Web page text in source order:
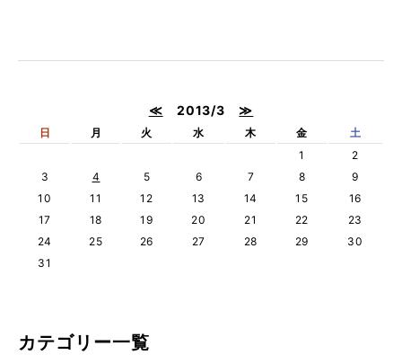
≪ 2013/3 ≫
日 月 火 水 木 金
土
1
2
3
4 5 6 7 8
9
10
11 12 13 14 15
16
17
18 19 20 21 22
23
24
25 26 27 28 29
30
31
カテゴリー一覧